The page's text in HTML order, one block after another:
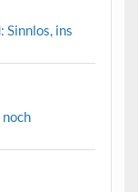
Sinnlos, ins